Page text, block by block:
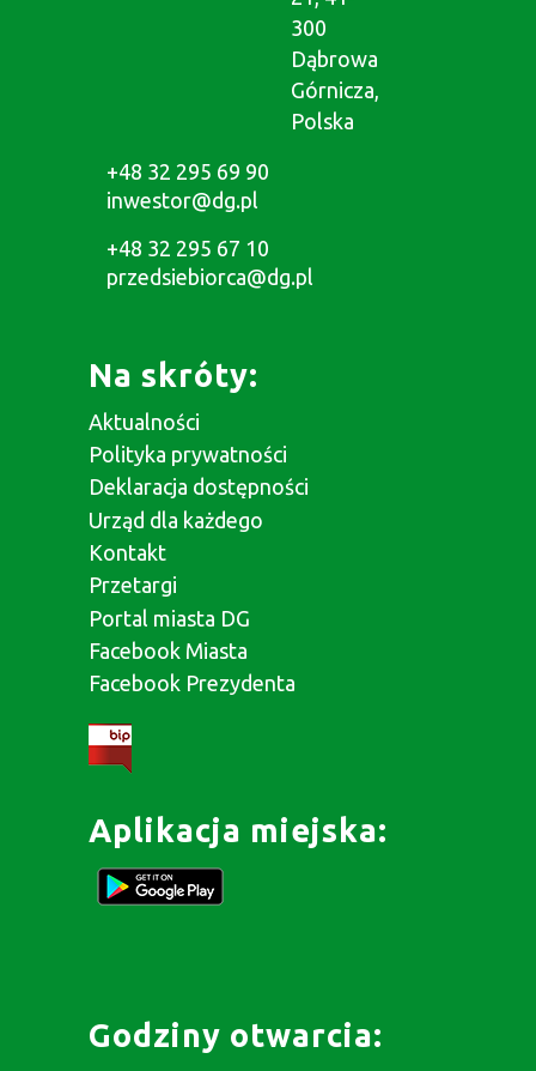
300
Dąbrowa
Górnicza,
Polska
+48 32 295 69 90
inwestor@dg.pl
+48 32 295 67 10
przedsiebiorca@dg.pl
Na skróty:
Aktualności
Polityka prywatności
Deklaracja dostępności
Urząd dla każdego
Kontakt
Przetargi
Portal miasta DG
Facebook Miasta
Facebook Prezydenta
Aplikacja miejska:
Godziny otwarcia: